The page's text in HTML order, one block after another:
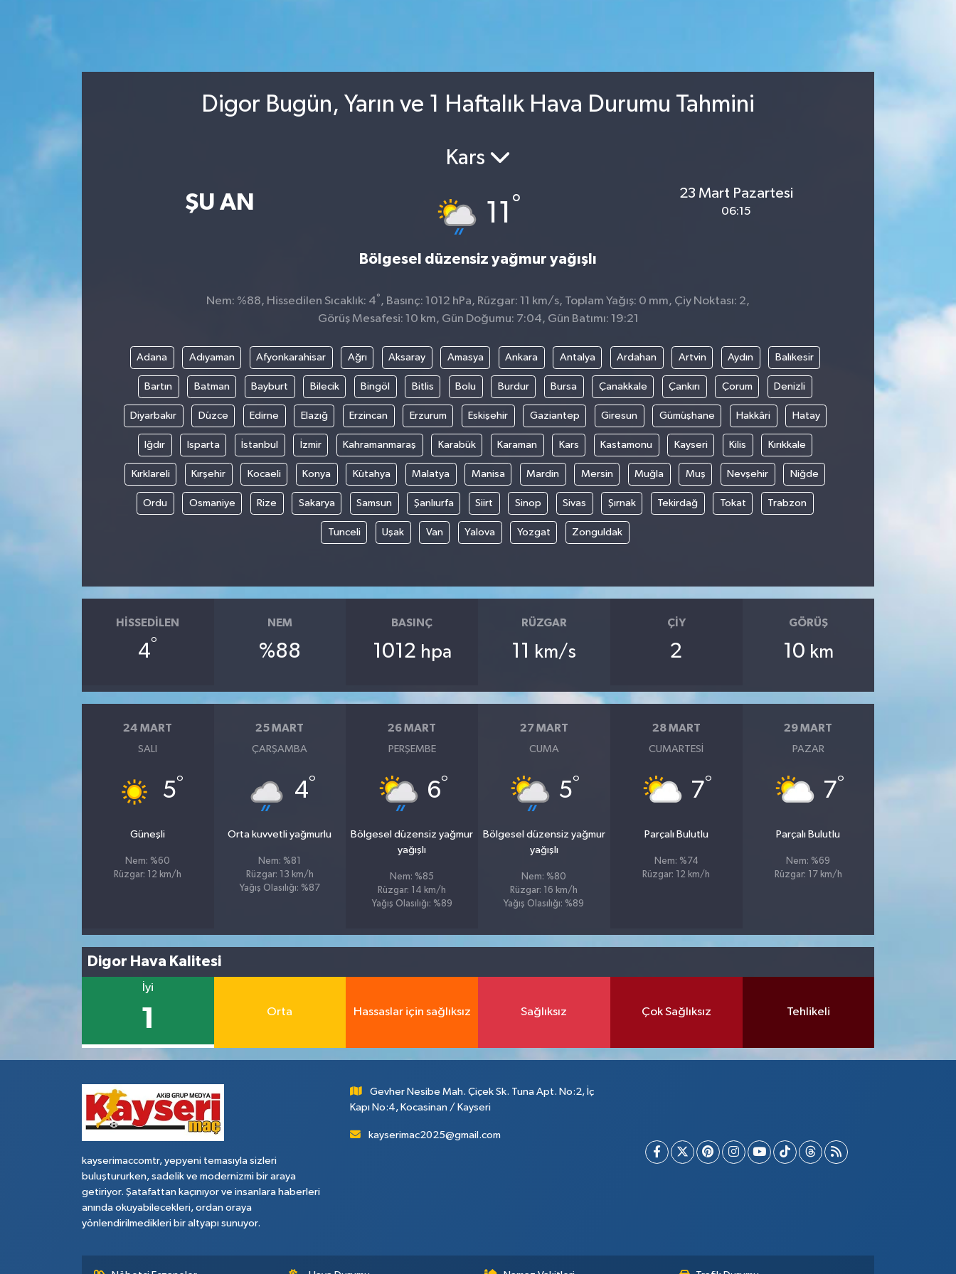
Digor Bugün, Yarın ve 1 Haftalık Hava Durumu Tahmini
ŞU AN
Kars
11 °
Bölgesel düzensiz yağmur yağışlı
23 Mart Pazartesi
06:15
Nem: %88, Hissedilen Sıcaklık: 4° , Basınç: 1012 hPa, Rüzgar: 11 km/s, Toplam Yağış: 0 mm, Çiy Noktası: 2,
Görüş Mesafesi: 10 km, Gün Doğumu: 7:04, Gün Batımı: 19:21
Adana Adıyaman Afyonkarahisar Ağrı Aksaray Amasya Ankara Antalya Ardahan Artvin Aydın Balıkesir
Bartın Batman Bayburt Bilecik Bingöl Bitlis Bolu Burdur Bursa Çanakkale Çankırı Çorum Denizli
Diyarbakır Düzce Edirne Elazığ Erzincan Erzurum Eskişehir Gaziantep Giresun Gümüşhane Hakkâri Hatay
Iğdır Isparta İstanbul İzmir Kahramanmaraş Karabük Karaman Kars Kastamonu Kayseri Kilis Kırıkkale
Kırklareli Kırşehir Kocaeli Konya Kütahya Malatya Manisa Mardin Mersin Muğla Muş Nevşehir Niğde
Ordu Osmaniye Rize Sakarya Samsun Şanlıurfa Siirt Sinop Sivas Şırnak Tekirdağ Tokat Trabzon
Tunceli Uşak Van Yalova Yozgat Zonguldak
HISSEDILEN
4°
NEM
%88
BASINÇ
1012 hpa
RÜZGAR
11 km/s
ÇIY
2
GÖRÜŞ
10 km
24 MART
SALI
5°
Güneşli
Nem: %60
Rüzgar: 12 km/h
25 MART
ÇARŞAMBA
4°
Orta kuvvetli yağmurlu
Nem: %81
Rüzgar: 13 km/h
Yağış Olasılığı: %87
26 MART
PERŞEMBE
6°
Bölgesel düzensiz yağmur
yağışlı
Nem: %85
Rüzgar: 14 km/h
Yağış Olasılığı: %89
27 MART
CUMA
5°
Bölgesel düzensiz yağmur
yağışlı
Nem: %80
Rüzgar: 16 km/h
Yağış Olasılığı: %89
28 MART
CUMARTESI
7°
Parçalı Bulutlu
Nem: %74
Rüzgar: 12 km/h
29 MART
PAZAR
7°
Parçalı Bulutlu
Nem: %69
Rüzgar: 17 km/h
Digor Hava Kalitesi
İyi
1 Orta Hassaslar için sağlıksız Sağlıksız Çok Sağlıksız Tehlikeli
kayserimaccomtr, yepyeni temasıyla sizleri
buluştururken, sadelik ve modernizmi bir araya
getiriyor. Şatafattan kaçınıyor ve insanlara haberleri
anında okuyabilecekleri, ordan oraya
yönlendirilmedikleri bir altyapı sunuyor.
Gevher Nesibe Mah. Çiçek Sk. Tuna Apt. No:2, İç
Kapı No:4, Kocasinan / Kayseri
kayserimac2025@gmail.com